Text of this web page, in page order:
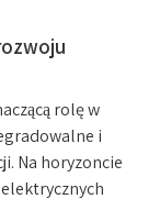
rolę w
i
Na horyzoncie